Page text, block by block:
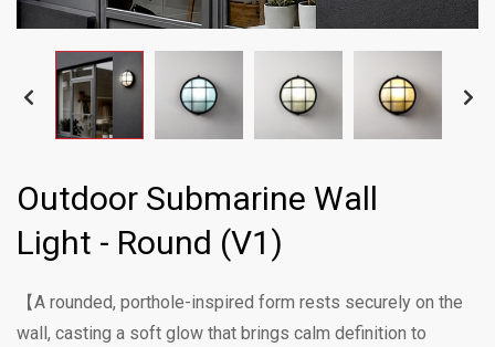
Outdoor Submarine Wall
Light - Round (V1)
【A rounded, porthole-inspired form rests securely on the
wall, casting a soft glow that brings calm definition to